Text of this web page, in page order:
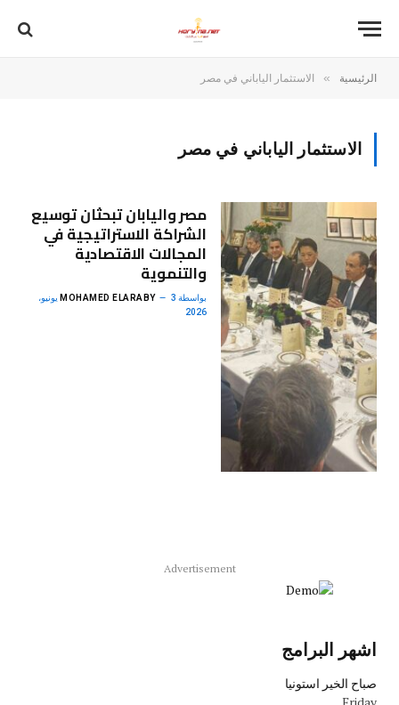
الرئيسية » الاستثمار الياباني في مصر
الاستثمار الياباني في مصر
مصر واليابان تبحثان توسيع
الشراكة الاستراتيجية في
المجالات الاقتصادية
والتنموية
بواسطة MOHAMED ELARABY 3 يونيو،
2026
Advertisement
اشهر البرامج
صباح الخير استونيا